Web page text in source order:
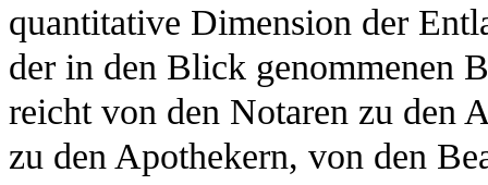
quantitative Dimension der
der in den Blick genommenen
reicht von den Notaren zu den
zu den Apothekern, von den